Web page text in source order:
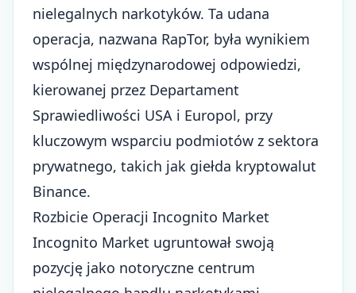
nielegalnych narkotyków. Ta udana
operacja, nazwana RapTor, była wynikiem
wspólnej międzynarodowej odpowiedzi,
kierowanej przez Departament
Sprawiedliwości USA i Europol, przy
kluczowym wsparciu podmiotów z sektora
prywatnego, takich jak giełda kryptowalut
Binance.
Rozbicie Operacji Incognito Market
Incognito Market ugruntował swoją
pozycję jako notoryczne centrum